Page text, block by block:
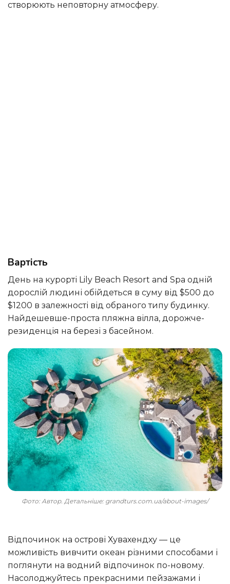
створюють неповторну атмосферу.
Вартість
День на курорті Lily Beach Resort and Spa одній
дорослій людині обійдеться в суму від $500 до
$1200 в залежності від обраного типу будинку.
Найдешевше-проста пляжна вілла, дорожче-
резиденція на березі з басейном.
Фото: Автор. Детальніше: grandturs.com.ua/about-images/
Відпочинок на острові Хувахендху — це
можливість вивчити океан різними способами і
поглянути на водний відпочинок по-новому.
Насолоджуйтесь прекрасними пейзажами і